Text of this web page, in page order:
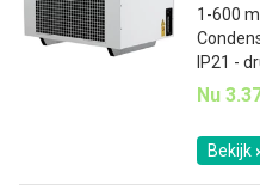
1-600 m
IP21 -
Nu
Bekijk